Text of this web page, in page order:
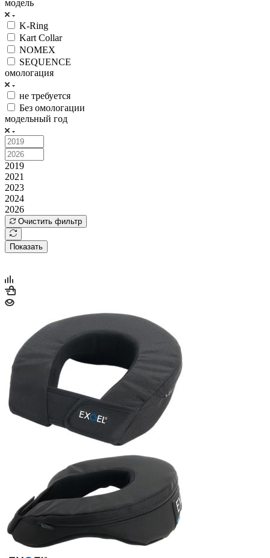
модель
K-Ring
Kart Collar
NOMEX
SEQUENCE
омологация
не требуется
Без омологации
модельный год
2019
2021
2023
2024
2026
Очистить фильтр
Показать